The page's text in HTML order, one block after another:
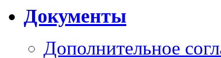
Документы
Дополнительное